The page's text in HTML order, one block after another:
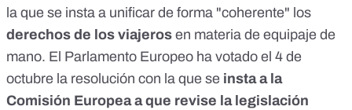
la que se insta a unificar de forma "coherente" los
derechos de los viajeros en materia de equipaje de
mano. El Parlamento Europeo ha votado el 4 de
octubre la resolución con la que se insta a la
Comisión Europea a que revise la legislación